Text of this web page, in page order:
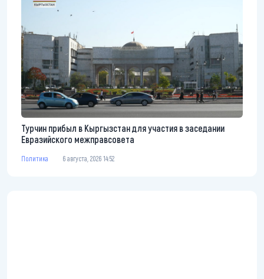
Турчин прибыл в Кыргызстан для участия в заседании
Евразийского межправсовета
Политика 6 августа, 2026 14:52